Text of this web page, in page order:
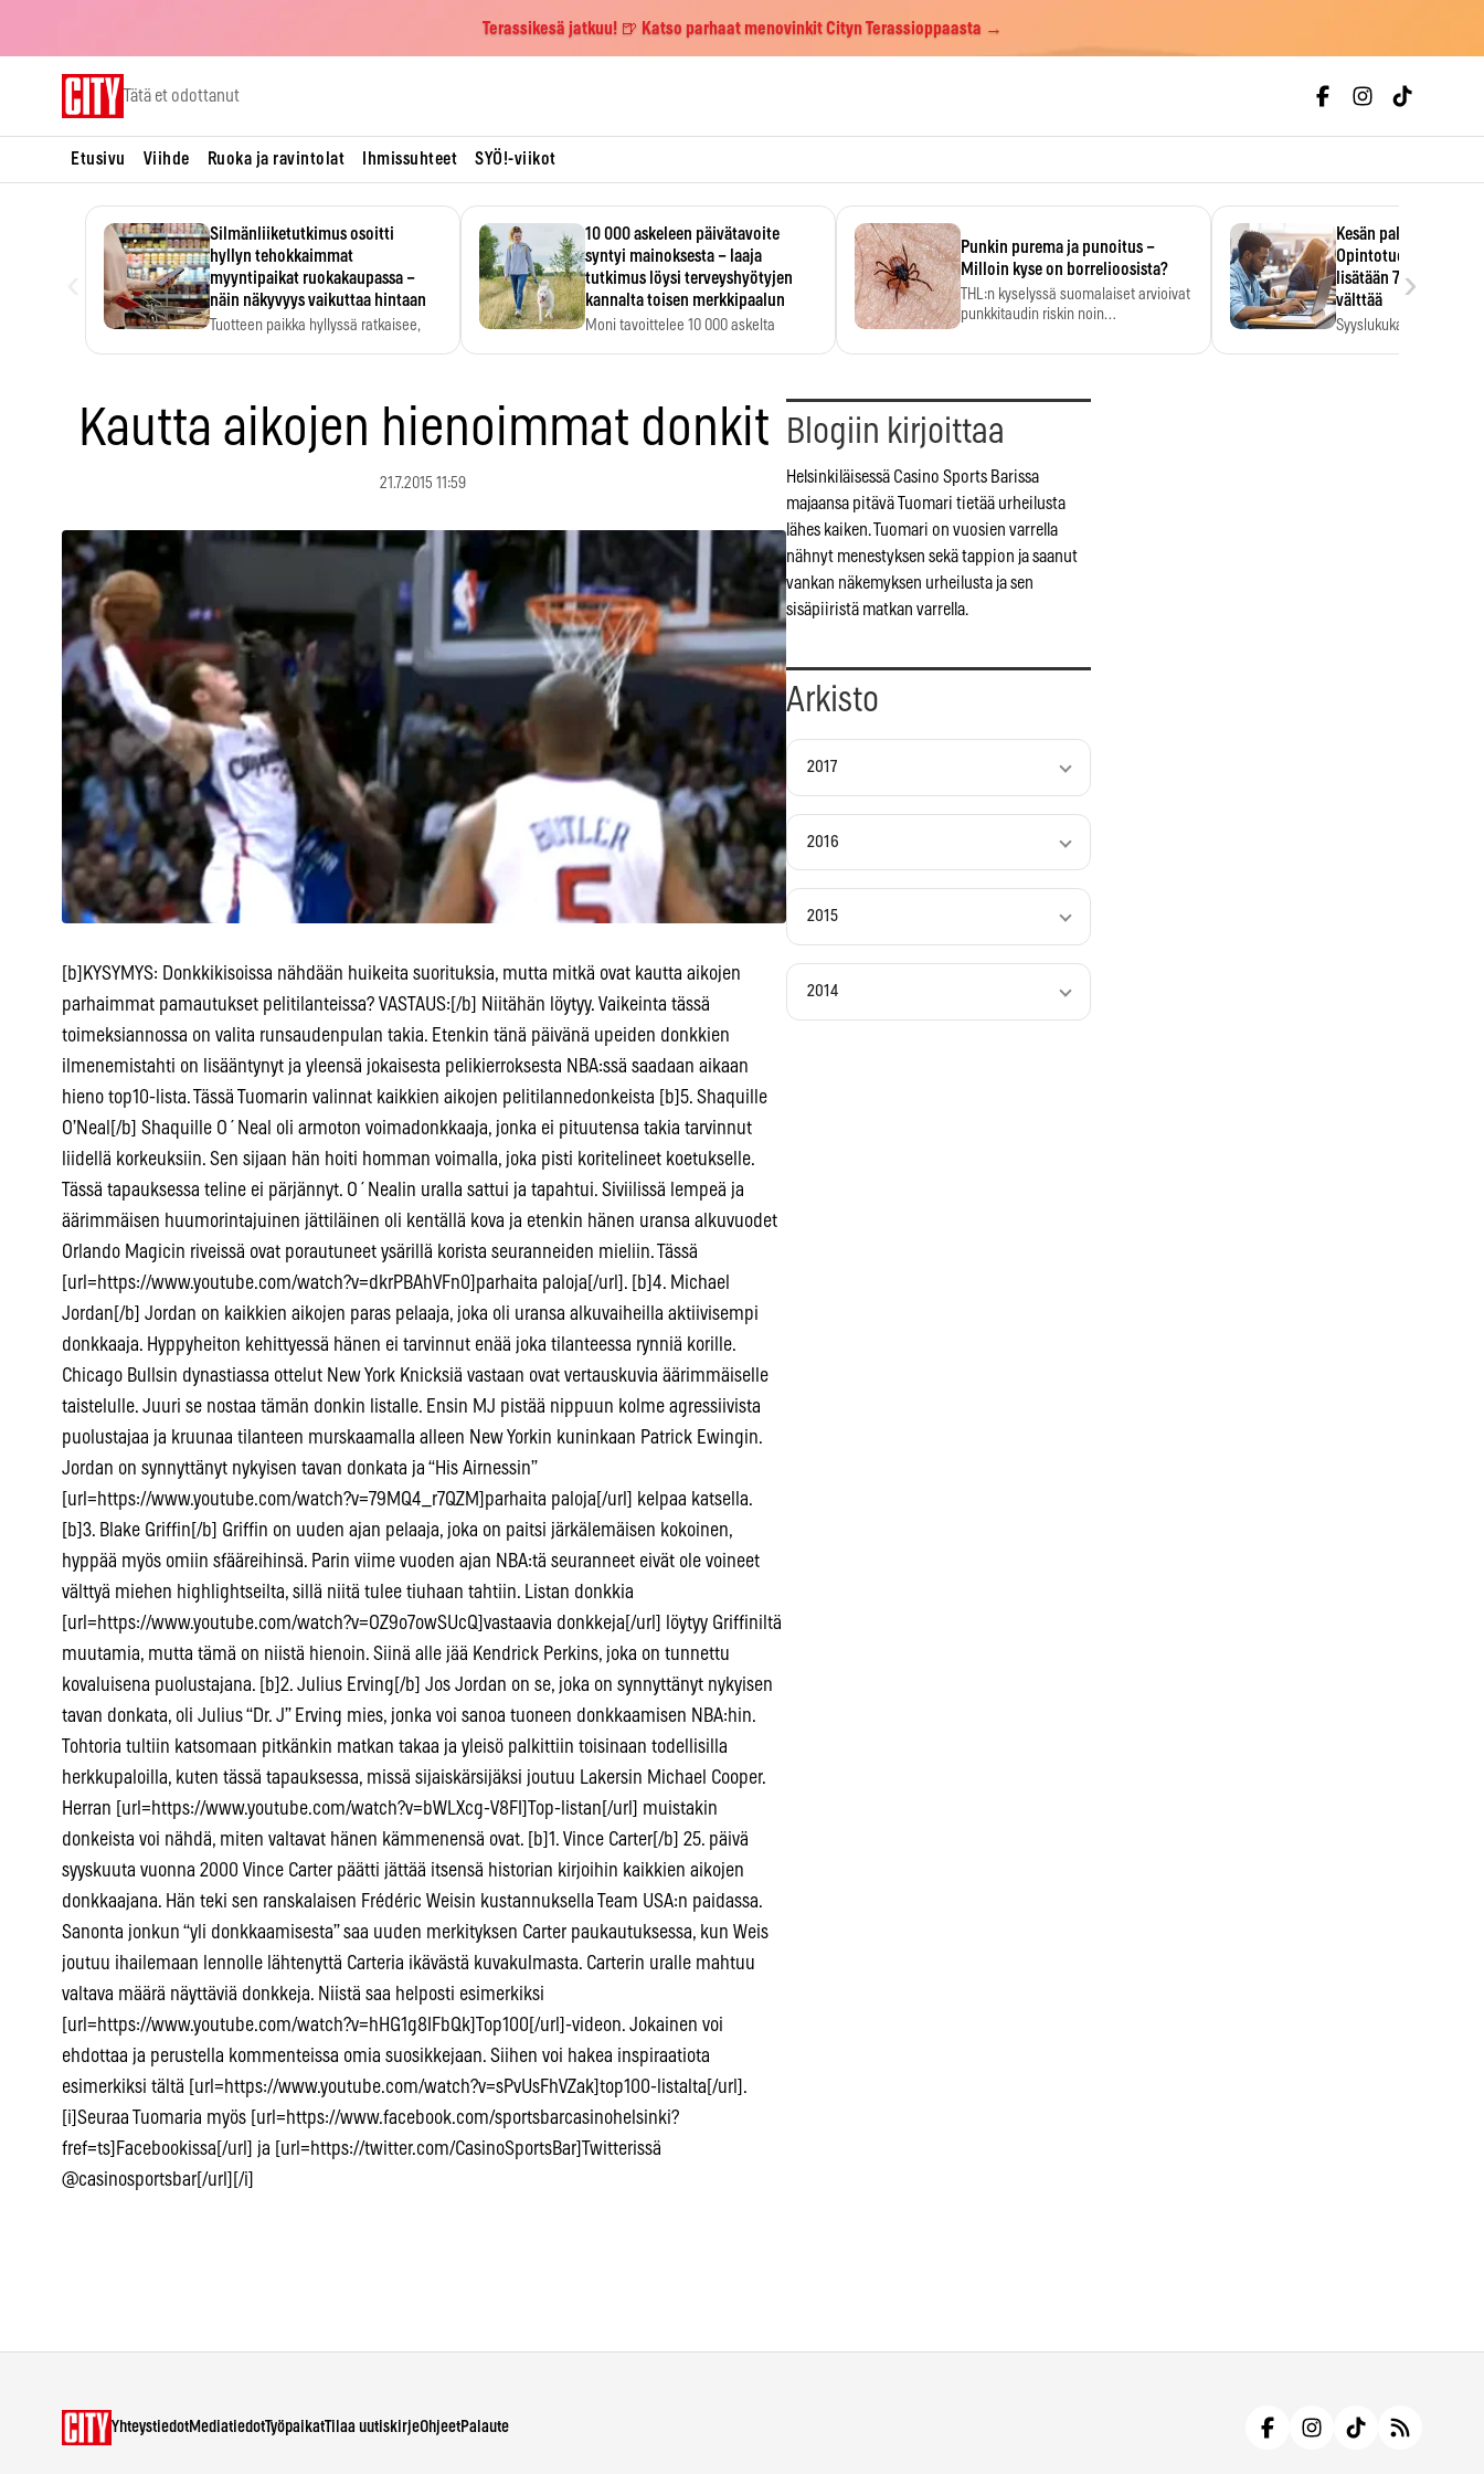
Terassikesä jatkuu! 🍺 Katso parhaat menovinkit Cityn Terassioppaasta →
Tätä et odottanut
Etusivu Viihde Ruoka ja ravintolat Ihmissuhteet SYÖ!-viikot
Silmänliiketutkimus osoitti
hyllyn tehokkaimmat
myyntipaikat ruokakaupassa –
näin näkyvyys vaikuttaa hintaan
Tuotteen paikka hyllyssä ratkaisee,
10 000 askeleen päivätavoite
syntyi mainoksesta – laaja
tutkimus löysi terveyshyötyjen
kannalta toisen merkkipaalun
Moni tavoittelee 10 000 askelta
Punkin purema ja punoitus –
Milloin kyse on borrelioosista?
THL:n kyselyssä suomalaiset arvioivat
punkkitaudin riskin noin
Kesän palkka
Opintotuen
lisätään 7,5
välttää
Syyslukukauden
›
Kautta aikojen hienoimmat donkit
21.7.2015 11:59
[b]KYSYMYS: Donkkikisoissa nähdään huikeita suorituksia, mutta mitkä ovat kautta aikojen
parhaimmat pamautukset pelitilanteissa? VASTAUS:[/b] Niitähän löytyy. Vaikeinta tässä
toimeksiannossa on valita runsaudenpulan takia. Etenkin tänä päivänä upeiden donkkien
ilmenemistahti on lisääntynyt ja yleensä jokaisesta pelikierroksesta NBA:ssä saadaan aikaan
hieno top10-lista. Tässä Tuomarin valinnat kaikkien aikojen pelitilannedonkeista [b]5. Shaquille
O’Neal[/b] Shaquille O´Neal oli armoton voimadonkkaaja, jonka ei pituutensa takia tarvinnut
liidellä korkeuksiin. Sen sijaan hän hoiti homman voimalla, joka pisti koritelineet koetukselle.
Tässä tapauksessa teline ei pärjännyt. O´Nealin uralla sattui ja tapahtui. Siviilissä lempeä ja
äärimmäisen huumorintajuinen jättiläinen oli kentällä kova ja etenkin hänen uransa alkuvuodet
Orlando Magicin riveissä ovat porautuneet ysärillä korista seuranneiden mieliin. Tässä
[url=https://www.youtube.com/watch?v=dkrPBAhVFn0]parhaita paloja[/url]. [b]4. Michael
Jordan[/b] Jordan on kaikkien aikojen paras pelaaja, joka oli uransa alkuvaiheilla aktiivisempi
donkkaaja. Hyppyheiton kehittyessä hänen ei tarvinnut enää joka tilanteessa rynniä korille.
Chicago Bullsin dynastiassa ottelut New York Knicksiä vastaan ovat vertauskuvia äärimmäiselle
taistelulle. Juuri se nostaa tämän donkin listalle. Ensin MJ pistää nippuun kolme agressiivista
puolustajaa ja kruunaa tilanteen murskaamalla alleen New Yorkin kuninkaan Patrick Ewingin.
Jordan on synnyttänyt nykyisen tavan donkata ja “His Airnessin”
[url=https://www.youtube.com/watch?v=79MQ4_r7QZM]parhaita paloja[/url] kelpaa katsella.
[b]3. Blake Griffin[/b] Griffin on uuden ajan pelaaja, joka on paitsi järkälemäisen kokoinen,
hyppää myös omiin sfääreihinsä. Parin viime vuoden ajan NBA:tä seuranneet eivät ole voineet
välttyä miehen highlightseilta, sillä niitä tulee tiuhaan tahtiin. Listan donkkia
[url=https://www.youtube.com/watch?v=OZ9o7owSUcQ]vastaavia donkkeja[/url] löytyy Griffiniltä
muutamia, mutta tämä on niistä hienoin. Siinä alle jää Kendrick Perkins, joka on tunnettu
kovaluisena puolustajana. [b]2. Julius Erving[/b] Jos Jordan on se, joka on synnyttänyt nykyisen
tavan donkata, oli Julius “Dr. J” Erving mies, jonka voi sanoa tuoneen donkkaamisen NBA:hin.
Tohtoria tultiin katsomaan pitkänkin matkan takaa ja yleisö palkittiin toisinaan todellisilla
herkkupaloilla, kuten tässä tapauksessa, missä sijaiskärsijäksi joutuu Lakersin Michael Cooper.
Herran [url=https://www.youtube.com/watch?v=bWLXcg-V8FI]Top-listan[/url] muistakin
donkeista voi nähdä, miten valtavat hänen kämmenensä ovat. [b]1. Vince Carter[/b] 25. päivä
syyskuuta vuonna 2000 Vince Carter päätti jättää itsensä historian kirjoihin kaikkien aikojen
donkkaajana. Hän teki sen ranskalaisen Frédéric Weisin kustannuksella Team USA:n paidassa.
Sanonta jonkun “yli donkkaamisesta” saa uuden merkityksen Carter paukautuksessa, kun Weis
joutuu ihailemaan lennolle lähtenyttä Carteria ikävästä kuvakulmasta. Carterin uralle mahtuu
valtava määrä näyttäviä donkkeja. Niistä saa helposti esimerkiksi
[url=https://www.youtube.com/watch?v=hHG1g8IFbQk]Top100[/url]-videon. Jokainen voi
ehdottaa ja perustella kommenteissa omia suosikkejaan. Siihen voi hakea inspiraatiota
esimerkiksi tältä [url=https://www.youtube.com/watch?v=sPvUsFhVZak]top100-listalta[/url].
[i]Seuraa Tuomaria myös [url=https://www.facebook.com/sportsbarcasinohelsinki?
fref=ts]Facebookissa[/url] ja [url=https://twitter.com/CasinoSportsBar]Twitterissä
@casinosportsbar[/url][/i]
Blogiin kirjoittaa
Helsinkiläisessä Casino Sports Barissa
majaansa pitävä Tuomari tietää urheilusta
lähes kaiken. Tuomari on vuosien varrella
nähnyt menestyksen sekä tappion ja saanut
vankan näkemyksen urheilusta ja sen
sisäpiiristä matkan varrella.
Arkisto
2017
2016
2015
2014
YhteystiedotMediatiedotTyöpaikatTilaa uutiskirjeOhjeetPalaute